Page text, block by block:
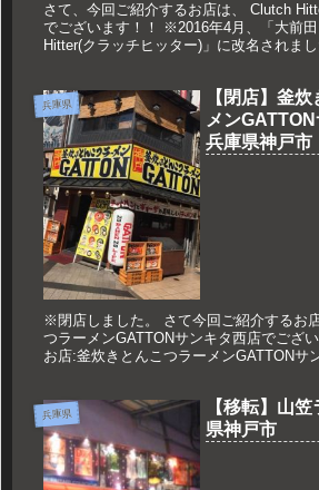
さて、今回ご紹介するお店は、 Clutch
でございます！！ ※2016年4月、「大前
Hitter(クラッチヒッター)」に改名されま
兵庫県
【閉店】釜
メン
兵庫県神戸市
※閉店しました。 さて今回ご紹介するお
つラーメンGATTONサンキタ西店でござ
お店:釜炊きとんこつラーメンGATTONサ
兵庫県
【移転】山
県神戸市